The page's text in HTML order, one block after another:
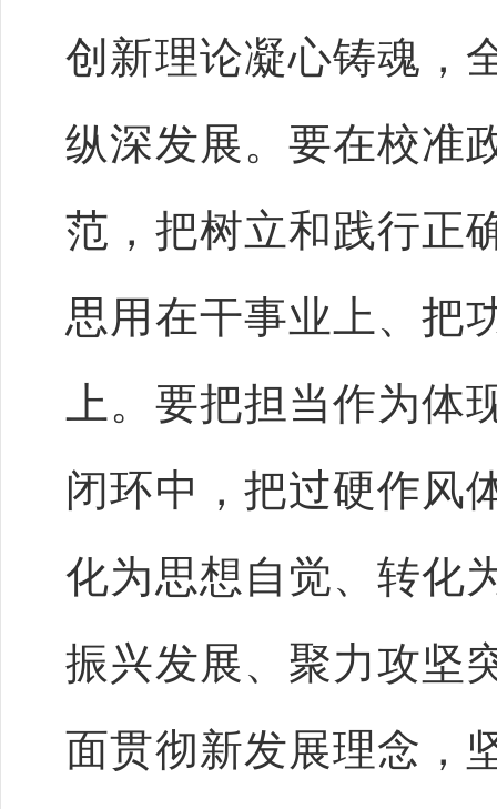
创新理论凝心铸魂，
纵深发展。要在校准
范，把树立和践行正
思用在干事业上、把
上。要把担当作为
闭环中，把过硬作风
化为思想自觉、转化
振兴发展、聚力攻坚
面贯彻新发展理念，